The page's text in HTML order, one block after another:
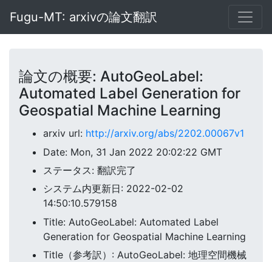
Fugu-MT: arxivの論文翻訳
論文の概要: AutoGeoLabel:
Automated Label Generation for
Geospatial Machine Learning
arxiv url: http://arxiv.org/abs/2202.00067v1
Date: Mon, 31 Jan 2022 20:02:22 GMT
ステータス: 翻訳完了
システム内更新日: 2022-02-02
14:50:10.579158
Title: AutoGeoLabel: Automated Label
Generation for Geospatial Machine Learning
Title（参考訳）: AutoGeoLabel: 地理空間機械